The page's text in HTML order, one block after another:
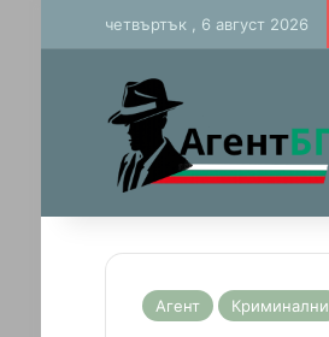
четвъртък , 6 август 2026
Агент Криминални